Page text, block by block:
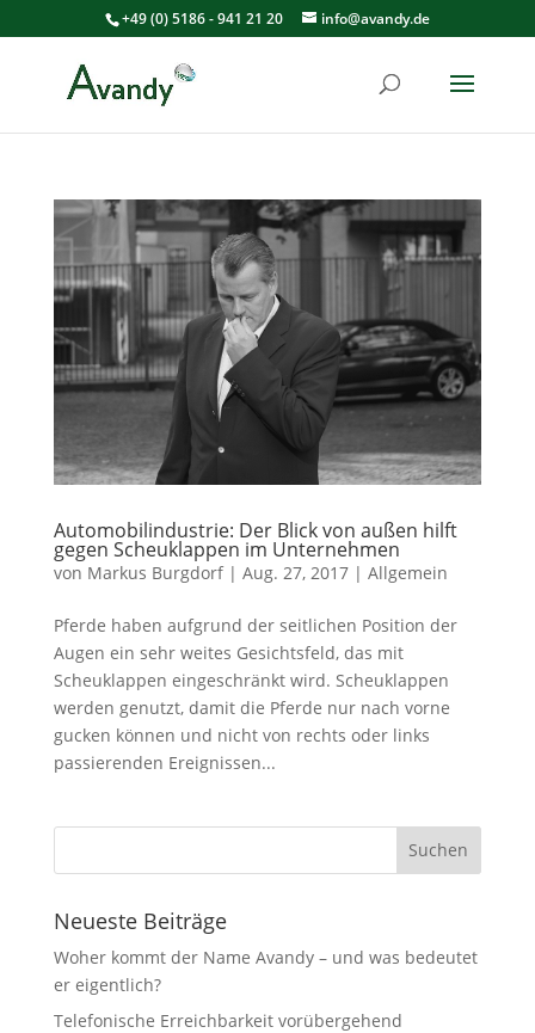
+49 (0) 5186 - 941 21 20 info@avandy.de
Automobilindustrie: Der Blick von außen hilft
gegen Scheuklappen im Unternehmen
von Markus Burgdorf| Aug. 27, 2017| Allgemein
Pferde haben aufgrund der seitlichen Position der
Augen ein sehr weites Gesichtsfeld, das mit
Scheuklappen eingeschränkt wird. Scheuklappen
werden genutzt, damit die Pferde nur nach vorne
gucken können und nicht von rechts oder links
passierenden Ereignissen...
Neueste Beiträge
Woher kommt der Name Avandy – und was bedeutet
er eigentlich?
Telefonische Erreichbarkeit vorübergehend